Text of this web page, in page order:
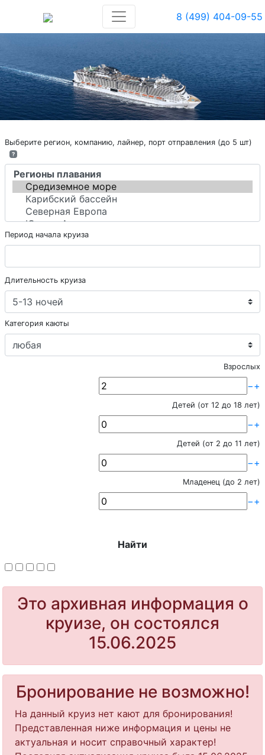
8 (499) 404-09-55
Выберите регион, компанию, лайнер, порт отправления (до 5 шт)
?
Период начала круиза
Длительность круиза
Категория каюты
Взрослых
−+
Детей (от 12 до 18 лет)
−+
Детей (от 2 до 11 лет)
−+
Младенец (до 2 лет)
−+
Найти
Это архивная информация о
круизе, он состоялся
15.06.2025
Бронирование не возможно!
На данный круиз нет кают для бронирования!
Представленная ниже информация и цены не
актуальная и носит справочный характер!